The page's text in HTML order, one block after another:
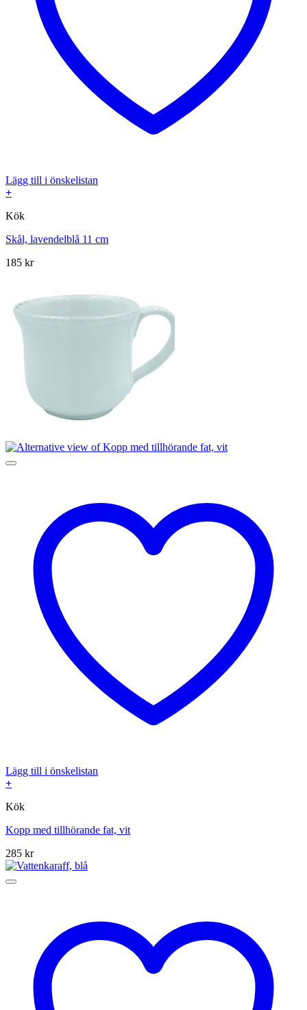
Lägg till i önskelistan
+
Kök
Skål, lavendelblå 11 cm
185 kr
Lägg till i önskelistan
+
Kök
Kopp med tillhörande fat, vit
285 kr